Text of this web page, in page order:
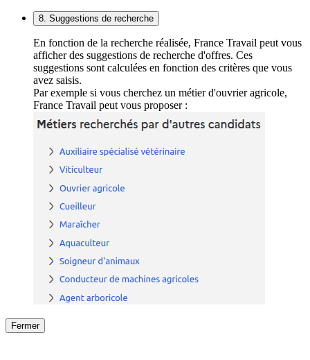
8. Suggestions de recherche
En fonction de la recherche réalisée, France Travail peut vous
afficher des suggestions de recherche d'offres. Ces
suggestions sont calculées en fonction des critères que vous
avez saisis.
Par exemple si vous cherchez un métier d'ouvrier agricole,
France Travail peut vous proposer :
Fermer